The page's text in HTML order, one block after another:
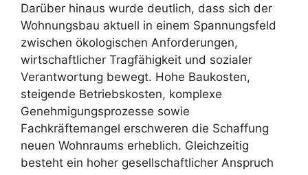
Darüber hinaus wurde deutlich, dass sich der
Wohnungsbau aktuell in einem Spannungsfeld
zwischen ökologischen Anforderungen,
wirtschaftlicher Tragfähigkeit und sozialer
Verantwortung bewegt. Hohe Baukosten,
steigende Betriebskosten, komplexe
Genehmigungsprozesse sowie
Fachkräftemangel erschweren die Schaffung
neuen Wohnraums erheblich. Gleichzeitig
besteht ein hoher gesellschaftlicher Anspruch